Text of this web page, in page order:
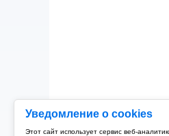
Уведомление о cookies
Этот сайт использует сервис веб-